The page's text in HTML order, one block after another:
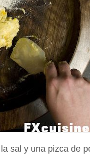
sal y una pizca de